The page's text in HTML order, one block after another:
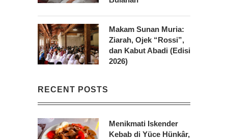
Makam Sunan Muria:
Ziarah, Ojek “Rossi”,
dan Kabut Abadi (Edisi
2026)
RECENT POSTS
Menikmati Iskender
Kebab di Yüce Hünkâr,